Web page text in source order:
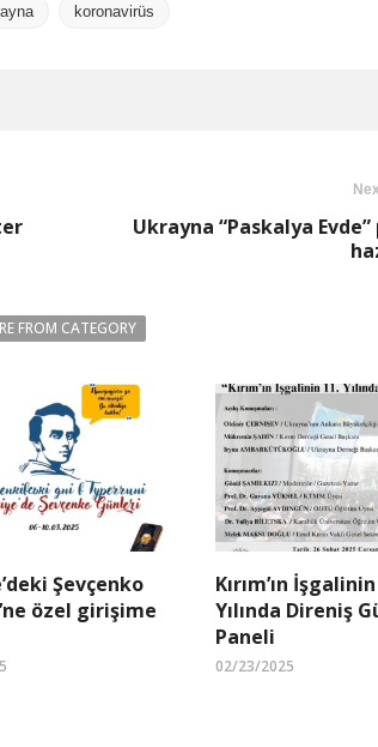
koronavirüs
Ukrayna “Paskalya
FROM CATEGORY
Şevçenko
özel girişime
Kırım’ın
Yılında Direniş
Paneli
02/23/2025